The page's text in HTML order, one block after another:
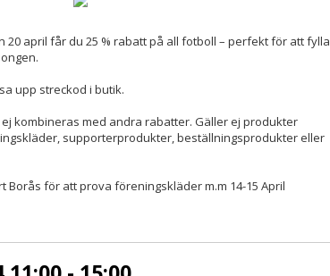
20 april får du 25 % rabatt på all fotboll – perfekt för att fylla
upp streckod i butik.
kombineras med andra rabatter. Gäller ej produkter
supporterprodukter, beställningsprodukter eller
Borås för att prova föreningskläder m.m 14-15 April